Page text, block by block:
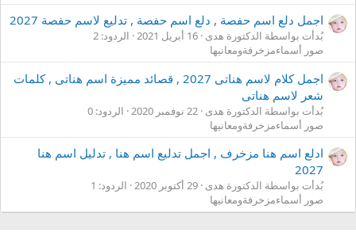
اجمل دلع اسم حفصة , دلع اسم حفصة , تدليع لاسم حفصة 2027
بُدأت بواسطة الدكتورة هدى 16 أبريل 2021
الردود: 2
صور أسماءمزخرفةومعانيها
اجمل كلام لاسم هناتى 2027 , قصائد مميزة اسم هناتى , كلمات
شعر لاسم هناتى
بُدأت بواسطة الدكتورة هدى 22 نوفمبر 2020
الردود: 0
صور أسماءمزخرفةومعانيها
ادلع اسم هنا مزخرف , اجمل تدليع اسم هنا , تدليل اسم هنا
2027
بُدأت بواسطة الدكتورة هدى 29 أكتوبر 2020
الردود: 1
صور أسماءمزخرفةومعانيها